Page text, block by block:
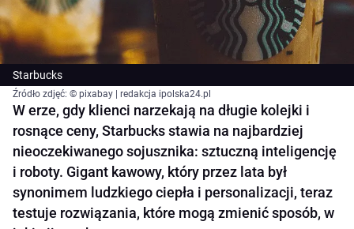
Starbucks
Źródło zdjęć: © pixabay | redakcja ipolska24.pl
W erze, gdy klienci narzekają na długie kolejki i
rosnące ceny, Starbucks stawia na najbardziej
nieoczekiwanego sojusznika: sztuczną inteligencję
i roboty. Gigant kawowy, który przez lata był
synonimem ludzkiego ciepła i personalizacji, teraz
testuje rozwiązania, które mogą zmienić sposób, w